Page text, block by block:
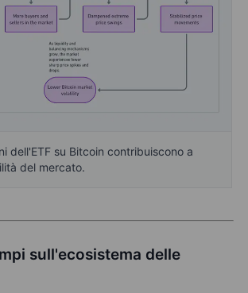
dell'ETF su Bitcoin contribuiscono a
del mercato.
sull'ecosistema delle